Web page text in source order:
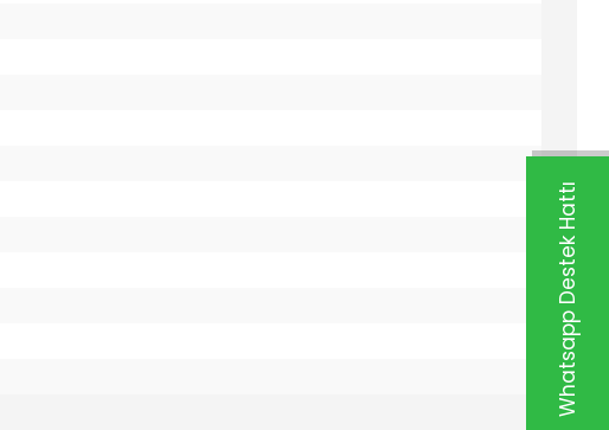
Whatsapp Destek Hattı